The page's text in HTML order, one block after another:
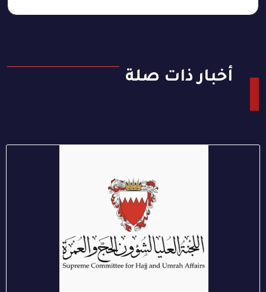
أخبار ذات صلة